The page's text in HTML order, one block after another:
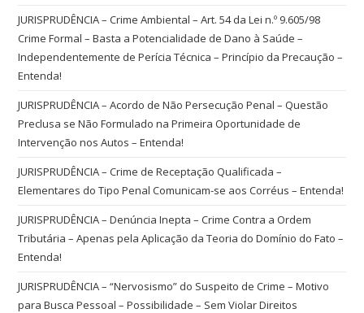
JURISPRUDÊNCIA – Crime Ambiental – Art. 54 da Lei n.º 9.605/98
Crime Formal – Basta a Potencialidade de Dano à Saúde –
Independentemente de Perícia Técnica – Princípio da Precaução –
Entenda!
JURISPRUDÊNCIA – Acordo de Não Persecução Penal – Questão
Preclusa se Não Formulado na Primeira Oportunidade de
Intervenção nos Autos – Entenda!
JURISPRUDÊNCIA – Crime de Receptação Qualificada –
Elementares do Tipo Penal Comunicam-se aos Corréus – Entenda!
JURISPRUDÊNCIA – Denúncia Inepta – Crime Contra a Ordem
Tributária – Apenas pela Aplicação da Teoria do Domínio do Fato –
Entenda!
JURISPRUDÊNCIA – “Nervosismo” do Suspeito de Crime – Motivo
para Busca Pessoal – Possibilidade – Sem Violar Direitos